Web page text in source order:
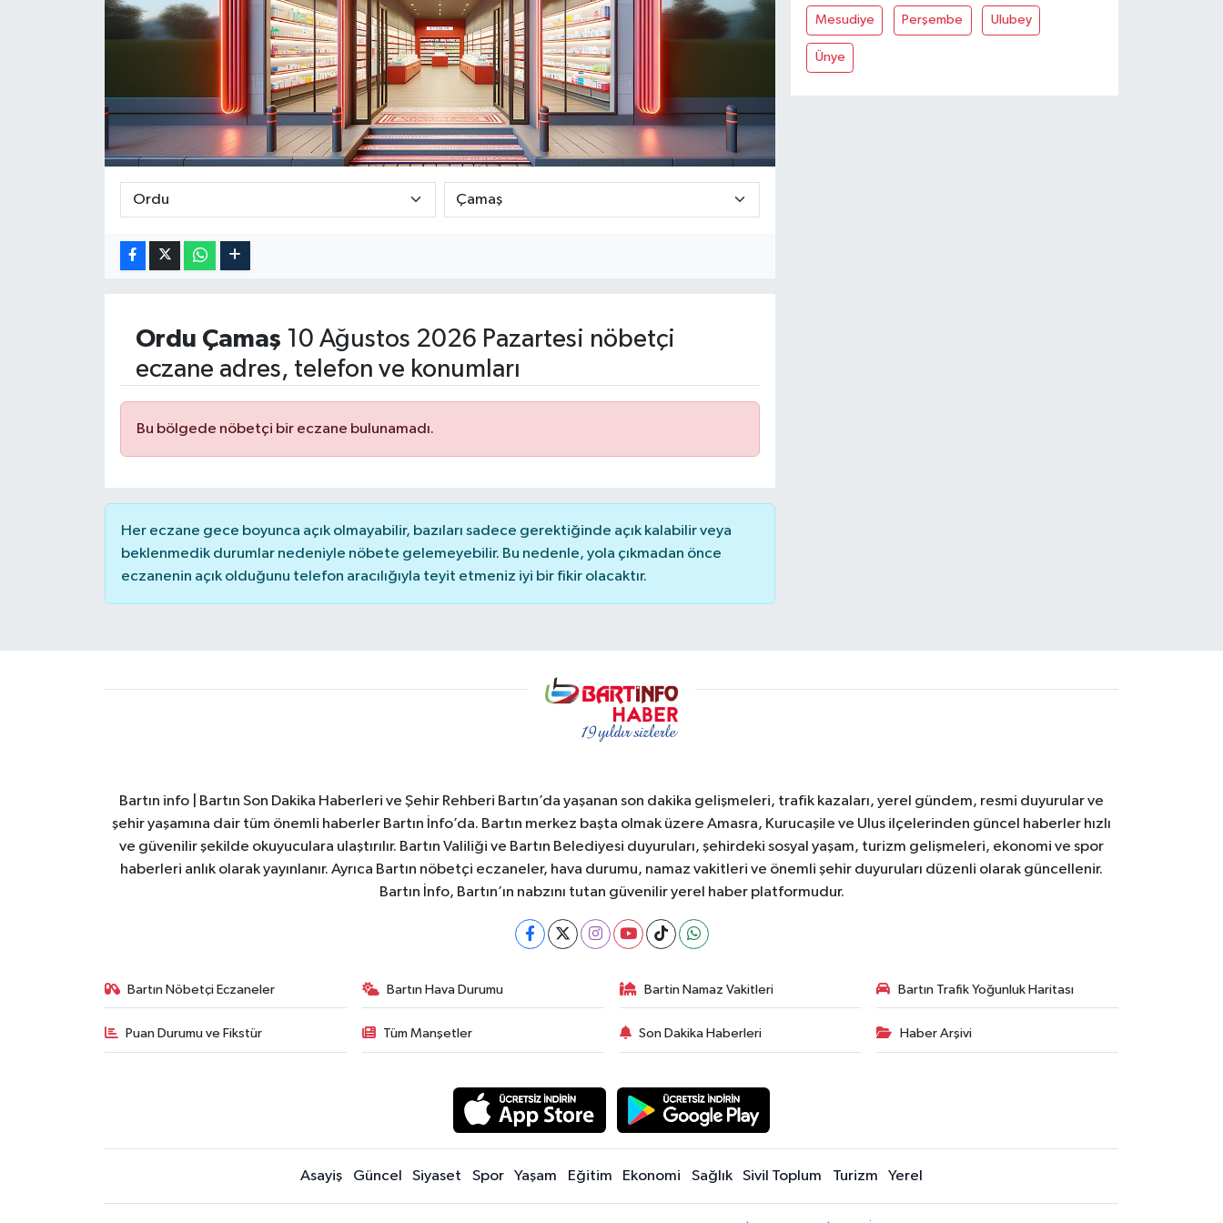
Ordu Çamaş 10 Ağustos 2026 Pazartesi nöbetçi
eczane adres, telefon ve konumları
Bu bölgede nöbetçi bir eczane bulunamadı.
Her eczane gece boyunca açık olmayabilir, bazıları sadece gerektiğinde açık kalabilir veya
beklenmedik durumlar nedeniyle nöbete gelemeyebilir. Bu nedenle, yola çıkmadan önce
eczanenin açık olduğunu telefon aracılığıyla teyit etmeniz iyi bir fikir olacaktır.
Mesudiye Perşembe Ulubey
Ünye
Bartın info | Bartın Son Dakika Haberleri ve Şehir Rehberi Bartın’da yaşanan son dakika gelişmeleri, trafik kazaları, yerel gündem, resmi duyurular ve
şehir yaşamına dair tüm önemli haberler Bartın İnfo’da. Bartın merkez başta olmak üzere Amasra, Kurucaşile ve Ulus ilçelerinden güncel haberler hızlı
ve güvenilir şekilde okuyuculara ulaştırılır. Bartın Valiliği ve Bartın Belediyesi duyuruları, şehirdeki sosyal yaşam, turizm gelişmeleri, ekonomi ve spor
haberleri anlık olarak yayınlanır. Ayrıca Bartın nöbetçi eczaneler, hava durumu, namaz vakitleri ve önemli şehir duyuruları düzenli olarak güncellenir.
Bartın İnfo, Bartın’ın nabzını tutan güvenilir yerel haber platformudur.
Bartın Nöbetçi Eczaneler Bartın Hava Durumu Bartin Namaz Vakitleri Bartın Trafik Yoğunluk Haritası
Puan Durumu ve Fikstür Tüm Manşetler Son Dakika Haberleri Haber Arşivi
Asayiş Güncel Siyaset Spor Yaşam Eğitim Ekonomi Sağlık Sivil Toplum Turizm Yerel
Sivil Toplum
Yerel Yönetimler